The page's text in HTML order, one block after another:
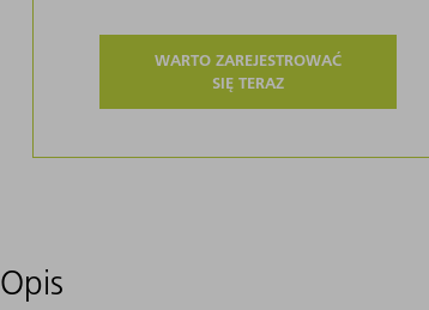
WARTO ZAREJESTROWAĆ
SIĘ TERAZ
Opis